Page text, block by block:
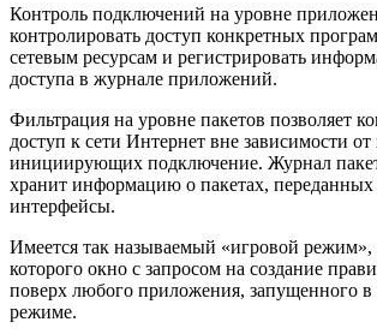
Контроль подключений на уровне
контролировать доступ конкретных
сетевым ресурсам и регистрировать
доступа в журнале приложений.
Фильтрация на уровне пакетов позволяет
доступ к сети Интернет вне зависимости
инициирующих подключение. Журнал
хранит информацию о пакетах, переданных
интерфейсы.
Имеется так называемый «игровой
которого окно с запросом на создание
поверх любого приложения, запущенного
режиме.